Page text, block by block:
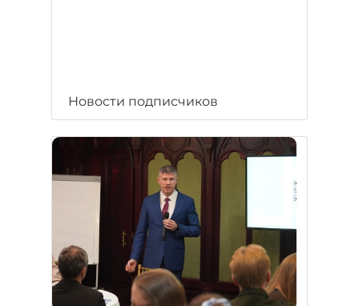
Новости подписчиков